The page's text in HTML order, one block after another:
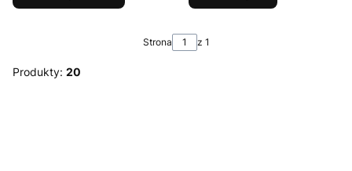
Strona z 1
Produkty: 20